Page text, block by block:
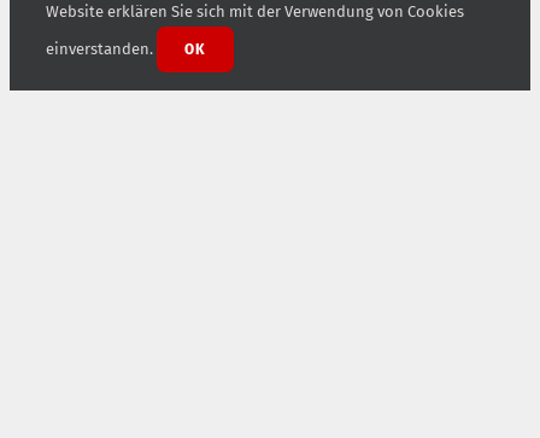
Website erklären Sie sich mit der Verwendung von Cookies
einverstanden. OK